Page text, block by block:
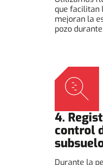
que facilitan
mejoran la
pozo
4.
control
Durante la